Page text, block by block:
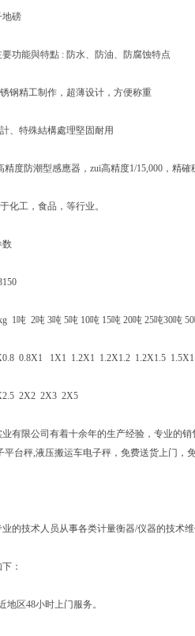
磅
能與特點 : 防水、防油、防腐蚀特点
精工制作，超薄设计，方便称重
特殊結構處理堅固耐用
度防潮型感應器，zui高精度1/15,000，精確
工，食品，等行业。
吨 2吨 3吨 5吨 10吨 15吨 20吨 25吨30吨
0.8X1 1X1 1.2X1 1.2X1.2 1.2X1.5
2X2 2X3 2X5
限公司有着十余年的生产经验，专业的销
平台秤,液压搬运车电子秤，免费送货上门，
技术人员从事各类计量衡器/仪器的技术维
：
区48小时上门服务。